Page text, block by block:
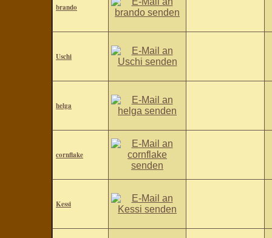
brando
Uschi
helga
cornflake
Kessi